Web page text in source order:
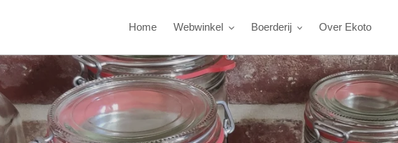
Home Webwinkel Boerderij Over Ekoto